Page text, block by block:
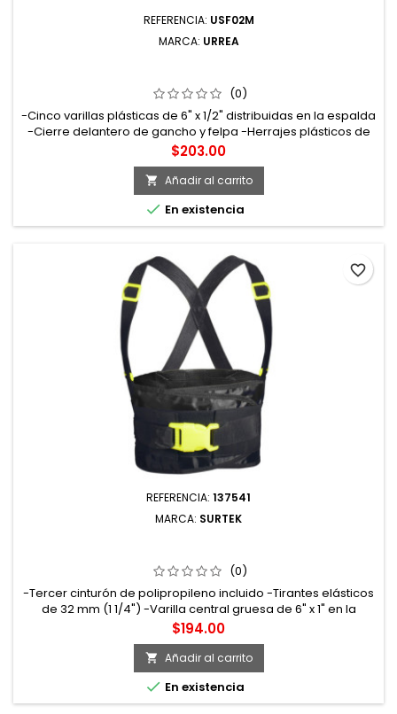
REFERENCIA: USF02M
MARCA: URREA
(0)
-Cinco varillas plásticas de 6" x 1/2" distribuidas en la espalda
-Cierre delantero de gancho y felpa -Herrajes plásticos de
alta resistencia -Talla: mediana
Precio
$203.00
 Añadir al carrito
 En existencia
REFERENCIA: 137541
MARCA: SURTEK
(0)
-Tercer cinturón de polipropileno incluido -Tirantes elásticos
de 32 mm (1 1/4") -Varilla central gruesa de 6" x 1" en la
espalda -Cuatro varillas plásticas de 6" x 1/2" distribuidas en
la espalda -Herrajes plásticos de alta resistencia Talla: Extra
Grande
Precio
$194.00
 Añadir al carrito
 En existencia
favorite_border